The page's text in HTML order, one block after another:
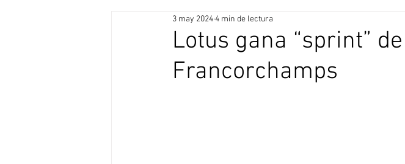
Lotus gana “sprint”
Francorchamps
3 may 20244 min de lectura